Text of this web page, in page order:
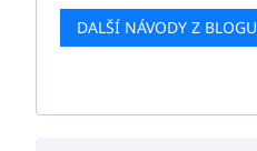
DALŠÍ NÁVODY Z BLOGU